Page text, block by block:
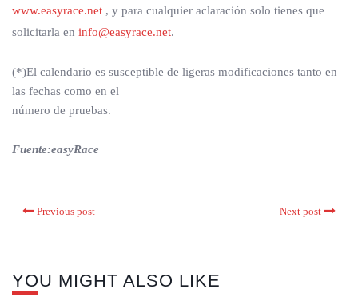
www.easyrace.net , y para cualquier aclaración solo tienes que
solicitarla en info@easyrace.net.
(*)El calendario es susceptible de ligeras modificaciones tanto en
las fechas como en el
número de pruebas.
Fuente:easyRace
Previous post Next post
YOU MIGHT ALSO LIKE